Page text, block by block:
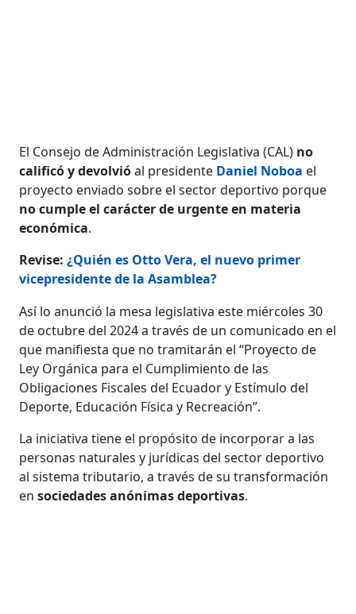
El Consejo de Administración Legislativa (CAL) no
calificó y devolvióal presidente Daniel Noboa el
proyecto enviado sobre el sector deportivo porque
no cumple el carácter de urgente en materia
económica.
Revise:¿Quién es Otto Vera, el nuevo primer
vicepresidente de la Asamblea?
Así lo anunció la mesa legislativa este miércoles 30
de octubre del 2024 a través de un comunicado en el
que manifiesta que no tramitarán el “Proyecto de
Ley Orgánica para el Cumplimiento de las
Obligaciones Fiscales del Ecuador y Estímulo del
Deporte, Educación Física y Recreación”.
La iniciativa tiene el propósito de incorporar a las
personas naturales y jurídicas del sector deportivo
al sistema tributario, a través de su transformación
ensociedades anónimas deportivas.